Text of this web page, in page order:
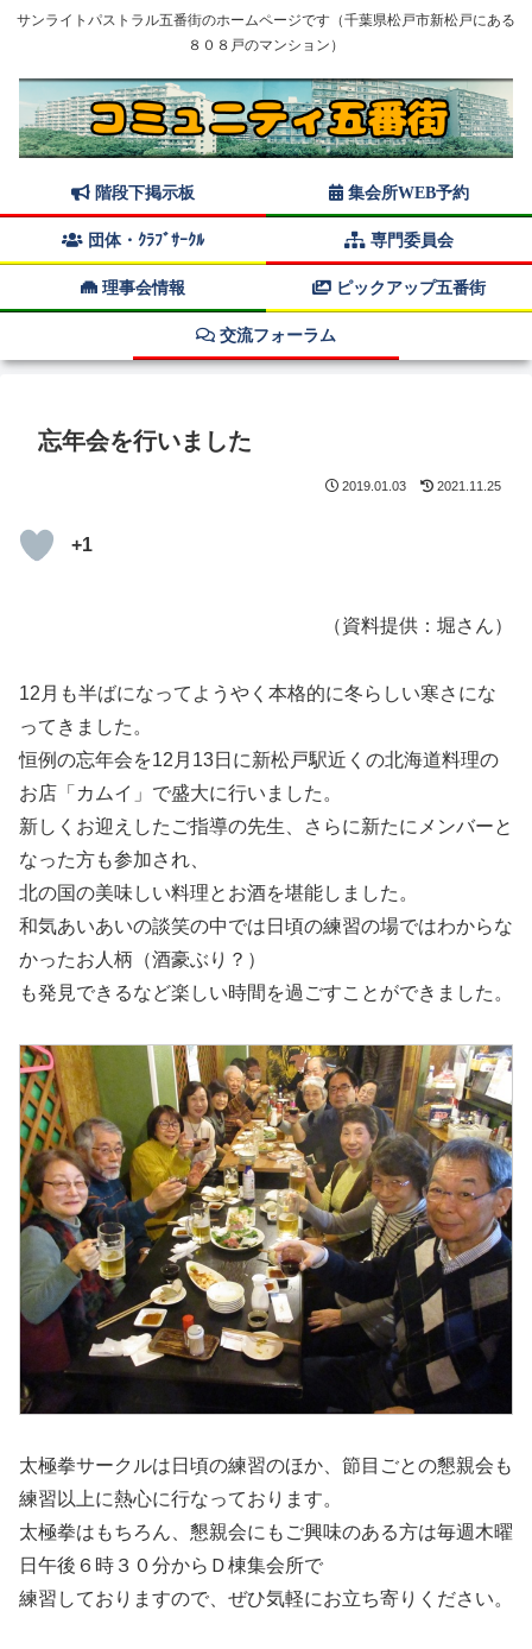
サンライトパストラル五番街のホームページです（千葉県松戸市新松戸にある
８０８戸のマンション）
階段下掲示板 集会所WEB予約
団体・ｸﾗﾌﾞｻｰｸﾙ 専門委員会
理事会情報 ピックアップ五番街
交流フォーラム
忘年会を行いました
2019.01.03 2021.11.25
+1
（資料提供：堀さん）
12月も半ばになってようやく本格的に冬らしい寒さにな
ってきました。
恒例の忘年会を12月13日に新松戸駅近くの北海道料理の
お店「カムイ」で盛大に行いました。
新しくお迎えしたご指導の先生、さらに新たにメンバーと
なった方も参加され、
北の国の美味しい料理とお酒を堪能しました。
和気あいあいの談笑の中では日頃の練習の場ではわからな
かったお人柄（酒豪ぶり？）
も発見できるなど楽しい時間を過ごすことができました。
太極拳サークルは日頃の練習のほか、節目ごとの懇親会も
練習以上に熱心に行なっております。
太極拳はもちろん、懇親会にもご興味のある方は毎週木曜
日午後６時３０分からＤ棟集会所で
練習しておりますので、ぜひ気軽にお立ち寄りください。